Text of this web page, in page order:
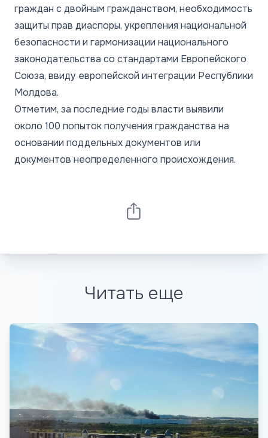
граждан с двойным гражданством, необходимость
защиты прав диаспоры, укрепления национальной
безопасности и гармонизации национального
законодательства со стандартами Европейского
Союза, ввиду европейской интеграции Республики
Молдова.
Отметим, за последние годы власти выявили
около 100 попыток получения гражданства на
основании поддельных документов или
документов неопределенного происхождения.
Читать еще